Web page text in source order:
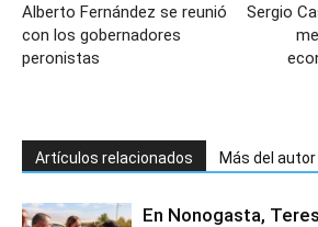
Alberto Fernández se reunió
con los gobernadores
peronistas
Sergio
Artículos relacionados Más del autor
En Nonogasta,